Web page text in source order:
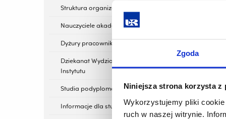
Zgoda
Niniejsza strona korzysta z
Wykorzystujemy pliki
ruch w naszej witrynie.
Struktura organizacyjna Instytutu
Nauczyciele akademiccy
Dyżury pracowników
Dziekanat Wydziału i Sekretariat
Instytutu
Studia podyplomowe
Informacje dla studentów